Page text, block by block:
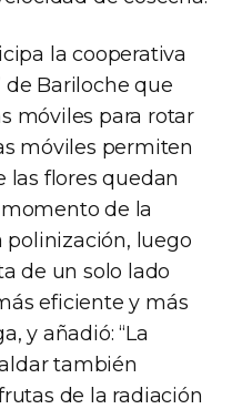
la cooperativa
de Bariloche que
móviles para rotar
móviles permiten
las flores quedan
de la
polinización, luego
de un solo lado
eficiente y más
y añadió: “La
también
de la radiación